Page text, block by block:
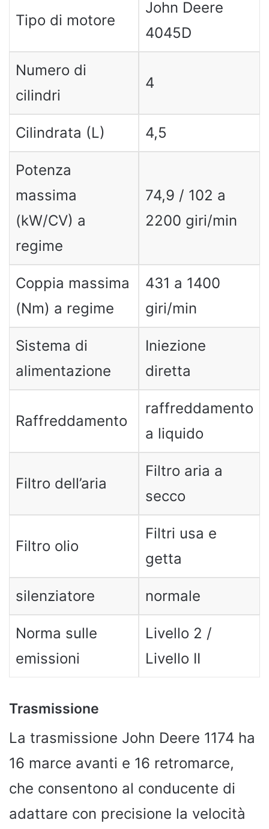
Tipo di motore
John Deere
4045D
Numero di
cilindri
4
Cilindrata (L) 4,5
Potenza
massima
(kW/CV) a
regime
74,9 / 102 a
2200 giri/min
Coppia massima
(Nm) a regime
431 a 1400
giri/min
Sistema di
alimentazione
Iniezione
diretta
Raffreddamento
raffreddamento
a liquido
Filtro dell’aria
Filtro aria a
secco
Filtro olio
Filtri usa e
getta
silenziatore normale
Norma sulle
emissioni
Livello 2 /
Livello II
Trasmissione
La trasmissione John Deere 1174 ha
16 marce avanti e 16 retromarce,
che consentono al conducente di
adattare con precisione la velocità